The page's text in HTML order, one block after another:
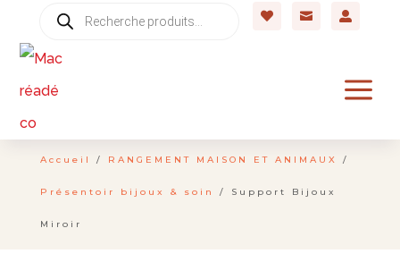
Recherche
de
  
a
Accueil / RANGEMENT MAISON ET ANIMAUX /
Présentoir bijoux & soin / Support Bijoux
Miroir